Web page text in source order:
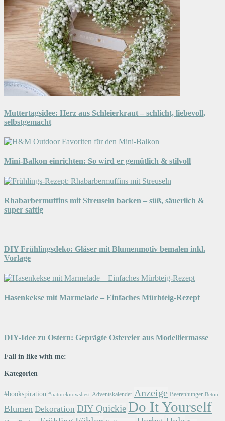
Muttertagsidee: Herz aus Schleierkraut – schlicht, liebevoll,
selbstgemacht
Mini-Balkon einrichten: So wird er gemütlich & stilvoll
Rhabarbermuffins mit Streuseln backen – süß, säuerlich &
super saftig
DIY Frühlingsdeko: Gläser mit Blumenmotiv bemalen inkl.
Vorlage
Hasenkekse mit Marmelade – Einfaches Mürbteig-Rezept
DIY-Idee zu Ostern: Geprägte Ostereier aus Modelliermasse
Fall in like with me:
Kategorien
#bookspiration #natureknowsbest Adventskalender Anzeige Beerenhunger Beton
Blumen Dekoration DIY Quickie Do It Yourself